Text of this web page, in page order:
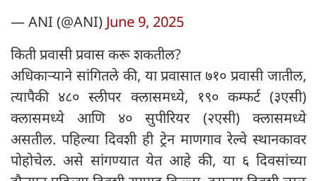
— ANI (@ANI) June 9, 2025
किती प्रवासी प्रवास करू शकतील?
अधिकाऱ्याने सांगितले की, या प्रवासात ७१० प्रवासी जातील,
त्यापैकी ४८० स्लीपर क्लासमध्ये, १९० कम्फर्ट (३एसी)
क्लासमध्ये आणि ४० सुपीरियर (२एसी) क्लासमध्ये
असतील. पहिल्या दिवशी ही ट्रेन माणगाव रेल्वे स्थानकावर
पोहोचेल. असे सांगण्यात येत आहे की, या ६ दिवसांच्या